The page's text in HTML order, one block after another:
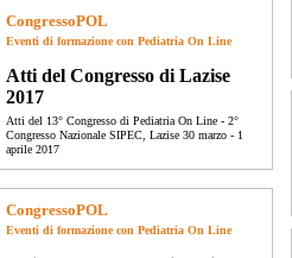
CongressoPOL
Eventi di formazione con Pediatria On Line
Atti del Congresso di Lazise
2017
Atti del 13° Congresso di Pediatria On Line - 2°
Congresso Nazionale SIPEC, Lazise 30 marzo - 1
aprile 2017
CongressoPOL
Eventi di formazione con Pediatria On Line